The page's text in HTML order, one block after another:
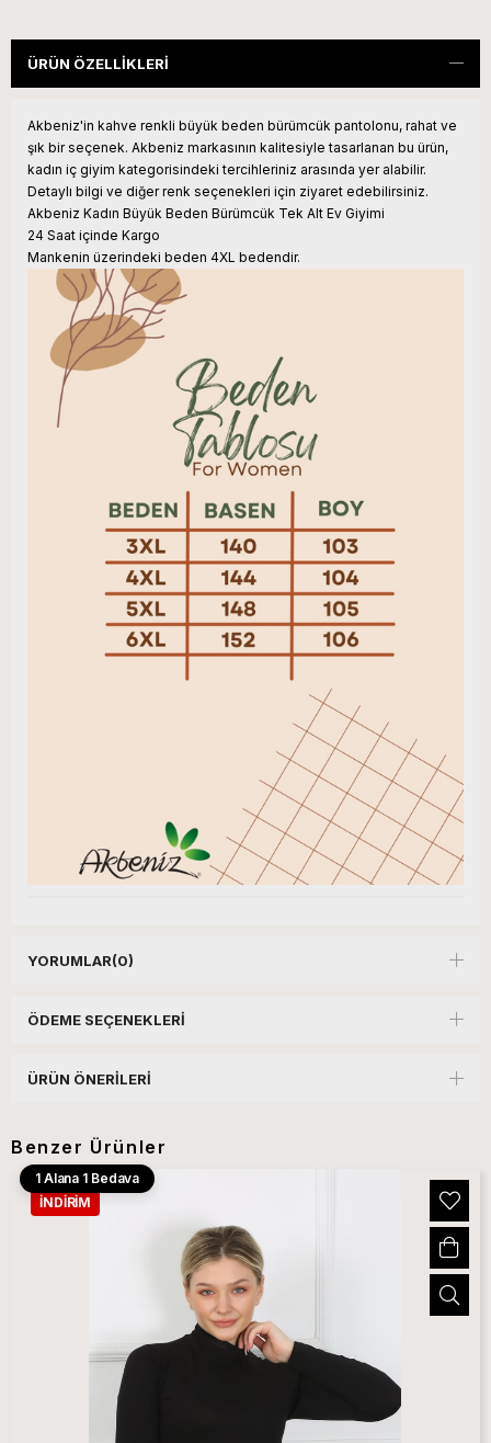
ÜRÜN ÖZELLIKLERI
Akbeniz'in kahve renkli büyük beden bürümcük pantolonu, rahat ve
şık bir seçenek. Akbeniz markasının kalitesiyle tasarlanan bu ürün,
kadın iç giyim kategorisindeki tercihleriniz arasında yer alabilir.
Detaylı bilgi ve diğer renk seçenekleri için ziyaret edebilirsiniz.
Akbeniz Kadın Büyük Beden Bürümcük Tek Alt Ev Giyimi
24 Saat içinde Kargo
Mankenin üzerindeki beden 4XL bedendir.
YORUMLAR(0)
ÖDEME SEÇENEKLERI
ÜRÜN ÖNERILERI
Benzer Ürünler
1 Alana 1 Bedava
İNDIRIM